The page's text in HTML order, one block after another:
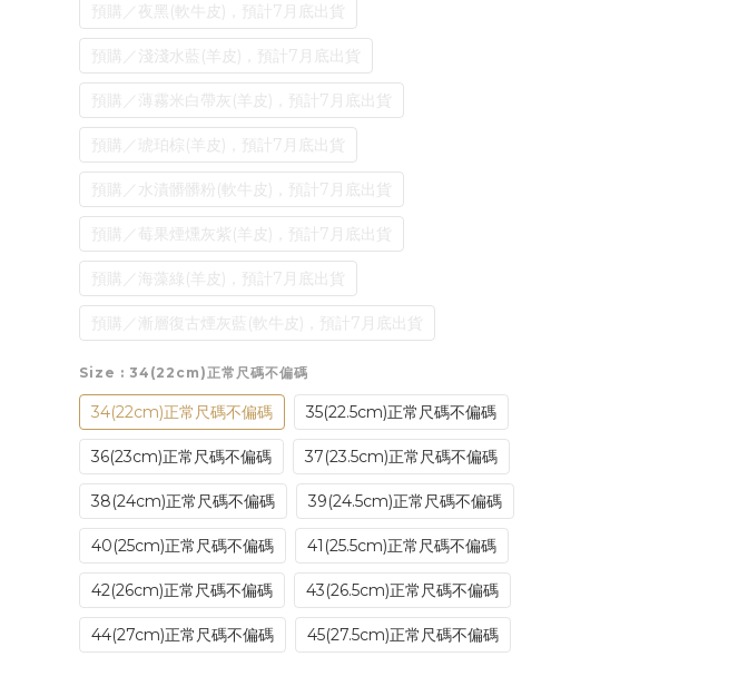
預購／夜黑(軟牛皮)，預計7月底出貨
預購／淺淺水藍(羊皮)，預計7月底出貨
預購／薄霧米白帶灰(羊皮)，預計7月底出貨
預購／琥珀棕(羊皮)，預計7月底出貨
預購／水漬髒髒粉(軟牛皮)，預計7月底出貨
預購／莓果煙燻灰紫(羊皮)，預計7月底出貨
預購／海藻綠(羊皮)，預計7月底出貨
預購／漸層復古煙灰藍(軟牛皮)，預計7月底出貨
Size : 34(22cm)正常尺碼不偏碼
34(22cm)正常尺碼不偏碼 35(22.5cm)正常尺碼不偏碼
36(23cm)正常尺碼不偏碼 37(23.5cm)正常尺碼不偏碼
38(24cm)正常尺碼不偏碼 39(24.5cm)正常尺碼不偏碼
40(25cm)正常尺碼不偏碼 41(25.5cm)正常尺碼不偏碼
42(26cm)正常尺碼不偏碼 43(26.5cm)正常尺碼不偏碼
44(27cm)正常尺碼不偏碼 45(27.5cm)正常尺碼不偏碼